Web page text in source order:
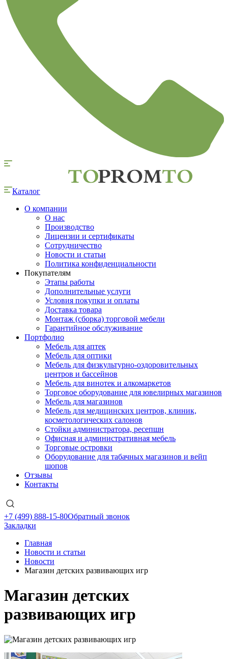
Каталог
О компании
О нас
Производство
Лицензии и сертификаты
Сотрудничество
Новости и статьи
Политика конфиденциальности
Покупателям
Этапы работы
Дополнительные услуги
Условия покупки и оплаты
Доставка товара
Монтаж (сборка) торговой мебели
Гарантийное обслуживание
Портфолио
Мебель для аптек
Мебель для оптики
Мебель для физкультурно-оздоровительных
центров и бассейнов
Мебель для винотек и алкомаркетов
Торговое оборудование для ювелирных магазинов
Мебель для магазинов
Мебель для медицинских центров, клиник,
косметологических салонов
Стойки администратора, ресепшн
Офисная и административная мебель
Торговые островки
Оборудование для табачных магазинов и вейп
шопов
Отзывы
Контакты
+7 (499) 888-15-80Обратный звонок
Закладки
Главная
Новости и статьи
Новости
Магазин детских развивающих игр
Магазин детских
развивающих игр